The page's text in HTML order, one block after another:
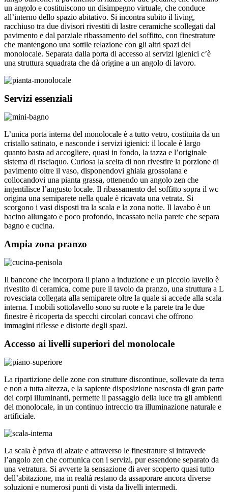
un angolo e costituiscono un disimpegno virtuale, che conduce
all’interno dello spazio abitativo. Si incontra subito il living,
racchiuso tra due divisori rivestiti di lastre ceramiche scollegati dal
pavimento e dal parziale ribassamento del soffitto, con finestrature
che mantengono una sottile relazione con gli altri spazi del
monolocale. Separata dalla porta di accesso ai servizi igienici c’è
una struttura squadrata che dà origine a un angolo di lavoro.
Servizi essenziali
L’unica porta interna del monolocale è a tutto vetro, costituita da un
cristallo satinato, e nasconde i servizi igienici: il locale è largo
quanto basta ad accogliere, quasi in fondo, la tazza e l’originale
sistema di risciaquo. Curiosa la scelta di non rivestire la porzione di
pavimento oltre il vaso, disponendovi ghiaia grossolana e
collocandovi una pianta grassa, ottenendo un angolo zen che
ingentilisce l’angusto locale. Il ribassamento del soffitto sopra il wc
origina una semiparete nella quale è ricavata una vetrata. Si
scorgono i vasi disposti tra la scala e la zona notte. Il lavabo è un
bacino allungato e poco profondo, incassato nella parete che separa
bagno e cucina.
Ampia zona pranzo
Il bancone che incorpora il piano a induzione e un piccolo lavello è
rivestito di ceramica, come pure il tavolo da pranzo, una struttura a L
rovesciata collegata alla semiparete oltre la quale si accede alla scala
interna. I mobili sottolavello sono su ruote e la parete tra le due
finestre è ricoperta da specchi circolari concavi che offrono
immagini riflesse e distorte degli spazi.
Accesso ai livelli superiori del monolocale
La ripartizione delle zone con strutture discontinue, sollevate da terra
e non a tutta altezza, e la sapiente disposizione nascosta di gran parte
dei corpi illuminanti, permette il passaggio della luce tra gli ambienti
del monolocale, in un continuo intreccio tra illuminazione naturale e
artificiale.
La scala è priva di alzate e attraverso le finestrature si intravede
l’angolo zen che comunica con i servizi, pur essendone separato da
una vetratura. Si avverte la sensazione di aver scoperto quasi tutto
dell’abitazione, ma in realtà restano da assaporare ancora diverse
soluzioni e numerosi punti di vista da livelli intermedi.